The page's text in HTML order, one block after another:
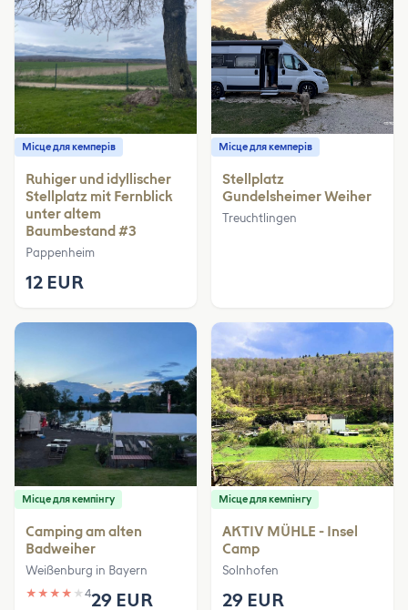
Місце для кемперів
Ruhiger und idyllischer
Stellplatz mit Fernblick
unter altem
Baumbestand #3
Pappenheim
12 EUR
Місце для кемперів
Stellplatz
Gundelsheimer Weiher
Treuchtlingen
Місце для кемпінгу
Camping am alten
Badweiher
Weißenburg in Bayern
★ ★ ★ ★ ★ 429 EUR
Місце для кемпінгу
AKTIV MÜHLE - Insel
Camp
Solnhofen
29 EUR